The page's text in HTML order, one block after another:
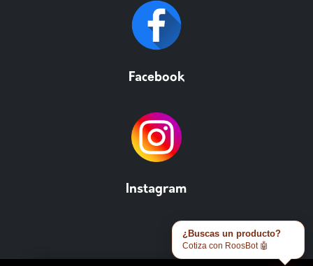
Facebook
Instagram
¿Buscas un producto?
Cotiza con RoosBot 🤖